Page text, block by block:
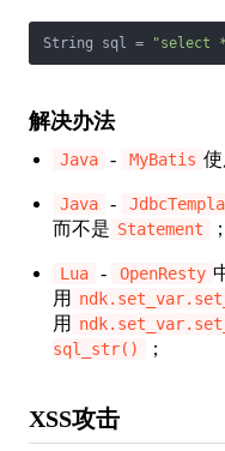
String sql = "select
解决办法
Java - MyBatis 使
Java -
而不是 Statement ；
Lua - OpenResty
用
用
sql_str()
；
XSS攻击